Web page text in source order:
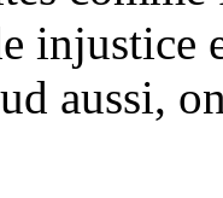
injustice
aussi,